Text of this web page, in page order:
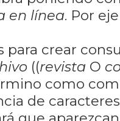
en línea. Por
para crear
((revista O
como
de